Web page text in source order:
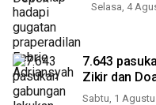
Selasa, 4
7.643
Zikir dan
Sabtu, 1